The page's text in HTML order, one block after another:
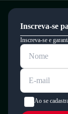
Inscreva-se
Inscreva-se e
Ao se